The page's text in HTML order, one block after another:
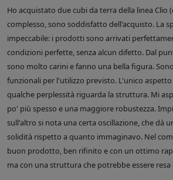
Ho acquistato due cubi da terra della linea Clio
complesso, sono soddisfatto dell'acquisto. La
impeccabile: i prodotti sono arrivati
condizioni perfette, senza alcun difetto. Dal
sono molto carini e fanno una bella figura.
funzionali per l'utilizzo previsto. L'unico aspetto
qualche perplessità riguarda la struttura. Mi
po' più spesso e una maggiore robustezza.
sull'altro si nota una certa oscillazione, che dà
solidità rispetto a quanto immaginavo. Nel
buon prodotto, ben rifinito e con un ottimo
ma con una struttura che potrebbe essere